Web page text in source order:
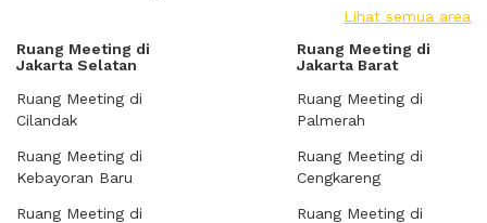
Lihat semua area
Ruang Meeting di
Jakarta Selatan
Ruang Meeting di
Cilandak
Ruang Meeting di
Kebayoran Baru
Ruang Meeting di
Ruang Meeting di
Jakarta Barat
Ruang Meeting di
Palmerah
Ruang Meeting di
Cengkareng
Ruang Meeting di